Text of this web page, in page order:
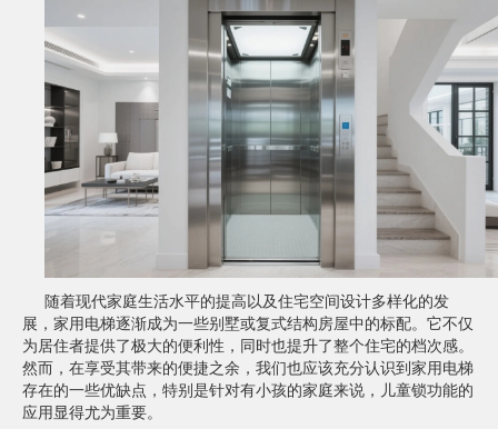
随着现代家庭生活水平的提高以及住宅空间设计多样化的发
展，家用电梯逐渐成为一些别墅或复式结构房屋中的标配。它不仅
为居住者提供了极大的便利性，同时也提升了整个住宅的档次感。
然而，在享受其带来的便捷之余，我们也应该充分认识到家用电梯
存在的一些优缺点，特别是针对有小孩的家庭来说，儿童锁功能的
应用显得尤为重要。